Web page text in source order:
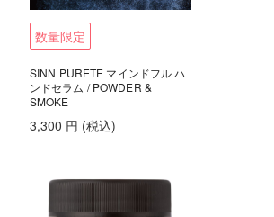
数量限定
SINN PURETE マインドフル ハ
ンドセラム / POWDER &
SMOKE
3,300 円 (税込)